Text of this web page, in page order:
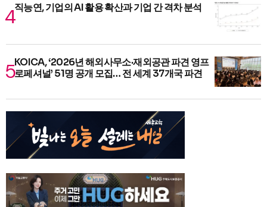
직능연, 기업의 AI 활용 확산과 기업 간 격차 분석
KOICA, ‘2026년 해외사무소·재외공관 파견 영프
로페셔널’ 51명 공개 모집… 전 세계 37개국 파견